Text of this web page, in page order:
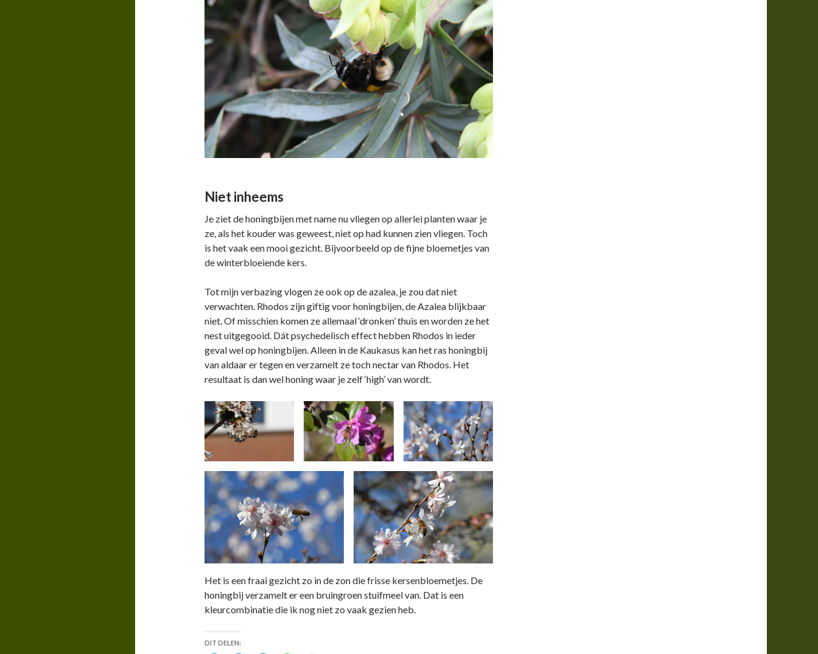
Niet inheems
Je ziet de honingbijen met name nu vliegen op allerlei planten waar je
ze, als het kouder was geweest, niet op had kunnen zien vliegen. Toch
is het vaak een mooi gezicht. Bijvoorbeeld op de fijne bloemetjes van
de winterbloeiende kers.
Tot mijn verbazing vlogen ze ook op de azalea, je zou dat niet
verwachten. Rhodos zijn giftig voor honingbijen, de Azalea blijkbaar
niet. Of misschien komen ze allemaal ‘dronken’ thuis en worden ze het
nest uitgegooid. Dát psychedelisch effect hebben Rhodos in ieder
geval wel op honingbijen. Alleen in de Kaukasus kan het ras honingbij
van aldaar er tegen en verzamelt ze toch nectar van Rhodos. Het
resultaat is dan wel honing waar je zelf ‘high’ van wordt.
Het is een fraai gezicht zo in de zon die frisse kersenbloemetjes. De
honingbij verzamelt er een bruingroen stuifmeel van. Dat is een
kleurcombinatie die ik nog niet zo vaak gezien heb.
DIT DELEN: